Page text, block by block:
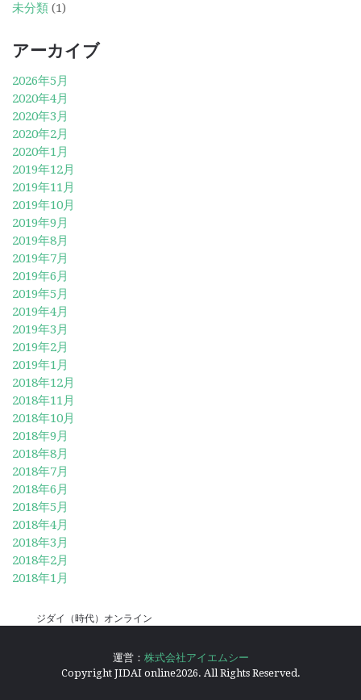
未分類 (1)
アーカイブ
2026年5月
2020年4月
2020年3月
2020年2月
2020年1月
2019年12月
2019年11月
2019年10月
2019年9月
2019年8月
2019年7月
2019年6月
2019年5月
2019年4月
2019年3月
2019年2月
2019年1月
2018年12月
2018年11月
2018年10月
2018年9月
2018年8月
2018年7月
2018年6月
2018年5月
2018年4月
2018年3月
2018年2月
2018年1月
ジダイ（時代）オンライン
運営： 株式会社アイエムシー
Copyright JIDAI online2026. All Rights Reserved.